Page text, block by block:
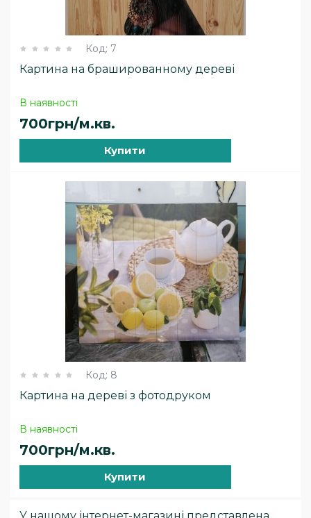
Код: 7
Картина на брашированному дереві
В наявності
700грн/м.кв.
Купити
Код: 8
Картина на дереві з фотодруком
В наявності
700грн/м.кв.
Купити
У нашому інтернет-магазині представлена ​​